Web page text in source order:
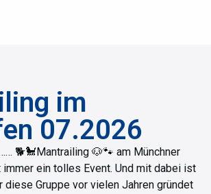
im
07.2026
🐕🐩Mantrailing 🐶🐾 am Münchner
ein tolles Event. Und mit dabei ist
diese Gruppe vor vielen Jahren gründet